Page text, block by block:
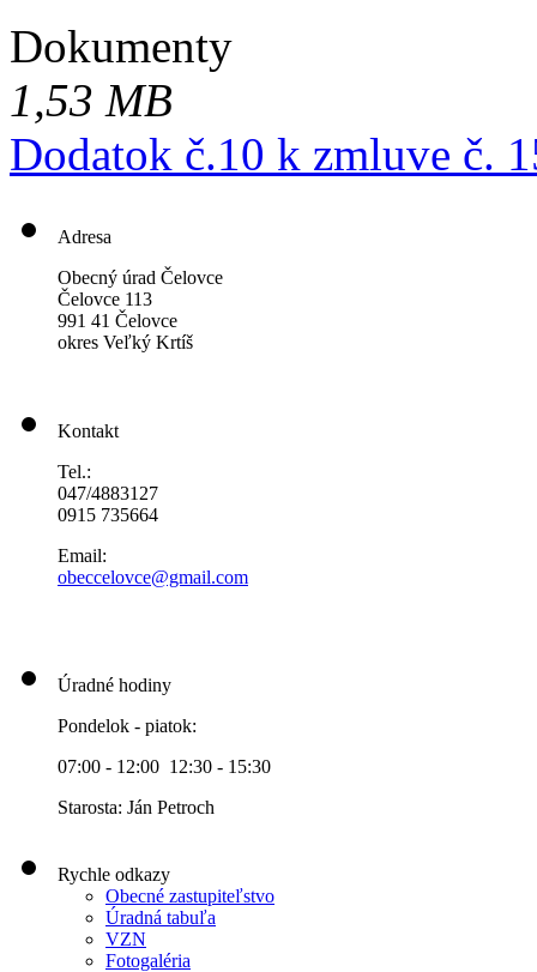
Dokumenty
1,53 MB
Dodatok č.10 k zmluve č.
Adresa
Obecný úrad Čelovce
Čelovce 113
991 41 Čelovce
okres Veľký Krtíš
Kontakt
Tel.:
047/4883127
0915 735664
Email:
obeccelovce@gmail.com
Úradné hodiny
Pondelok - piatok:
07:00 - 12:00 12:30 - 15:30
Starosta: Ján Petroch
Rychle odkazy
Obecné zastupiteľstvo
Úradná tabuľa
VZN
Fotogaléria